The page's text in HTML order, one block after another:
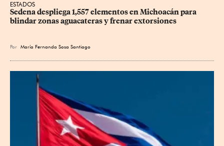
ESTADOS
Sedena despliega 1,557 elementos en Michoacán para
blindar zonas aguacateras y frenar extorsiones
Por María Fernanda Sosa Santiago